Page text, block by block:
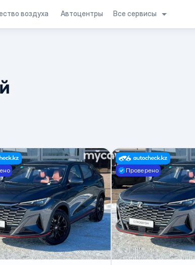
воздуха Автоцентры Все сервисы
Проверено